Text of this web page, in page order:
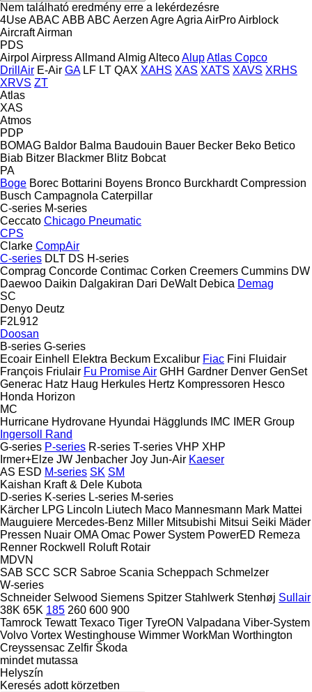
Nem található eredmény erre a lekérdezésre
4UseABAC ABB ABC Aerzen AgreAgria AirProAirblock
AircraftAirman
PDS
Airpol AirpressAllmand Almig AltecoAlupAtlas Copco
DrillAir E-Air GA LF LT QAX XAHS XAS XATS XAVS XRHS
XRVS ZT
Atlas
XAS
Atmos
PDP
BOMAG Baldor Balma Baudouin Bauer Becker Beko Betico
Biab Bitzer Blackmer Blitz Bobcat
PA
Boge Borec Bottarini Boyens Bronco Burckhardt Compression
Busch Campagnola Caterpillar
C-series M-series
Ceccato Chicago Pneumatic
CPS
Clarke CompAir
C-series DLT DS H-series
Comprag Concorde Contimac Corken Creemers Cummins DW
Daewoo Daikin Dalgakiran Dari DeWalt Debica Demag
SC
Denyo Deutz
F2L912
Doosan
B-series G-series
Ecoair Einhell Elektra Beckum Excalibur Fiac Fini Fluidair
François Friulair Fu Promise Air GHH Gardner Denver GenSet
Generac Hatz Haug Herkules Hertz Kompressoren Hesco
Honda Horizon
MC
Hurricane Hydrovane Hyundai Hägglunds IMC
IMER Group
Ingersoll Rand
G-series P-series R-series T-series VHP XHP
Irmer+Elze JW Jenbacher Joy Jun-Air Kaeser
AS ESD M-series SK SM
Kaishan Kraft & Dele Kubota
D-series K-series L-series M-series
Kärcher LPG Lincoln Liutech Maco Mannesmann Mark Mattei
Mauguiere Mercedes-Benz Miller Mitsubishi Mitsui Seiki Mäder
Pressen Nuair OMA Omac Power System PowerED Remeza
Renner Rockwell Roluft Rotair
MDVN
SAB SCC SCR Sabroe Scania Scheppach Schmelzer
W-series
Schneider Selwood Siemens Spitzer Stahlwerk Stenhøj Sullair
38K 65K 185 260 600 900
Tamrock Tewatt Texaco Tiger TyreON Valpadana Viber-System
Volvo Vortex Westinghouse Wimmer WorkMan Worthington
Creyssensac Zelfir Škoda
mindet mutassa
Helyszín
Keresés adott körzetben